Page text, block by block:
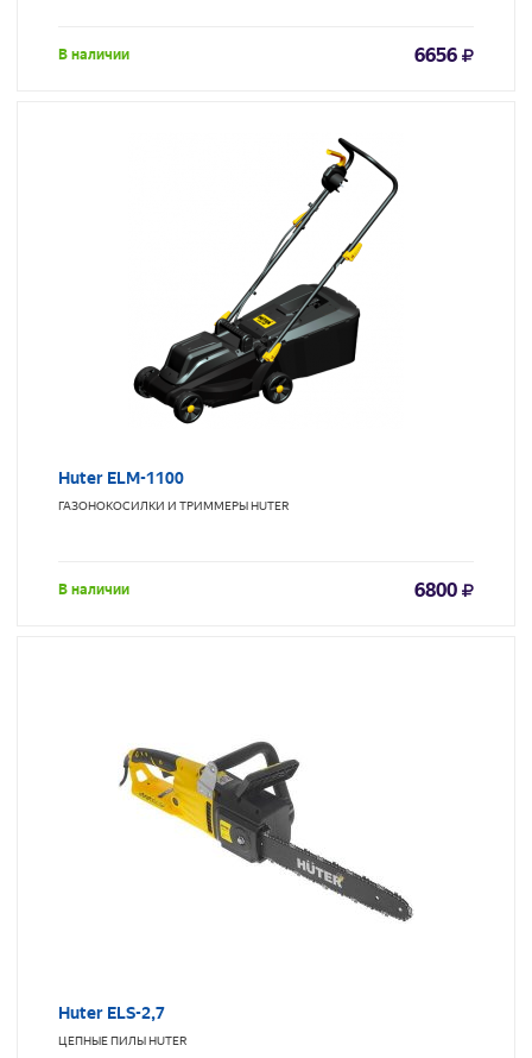
В наличии 6656
Huter ELM-1100
ГАЗОНОКОСИЛКИ И ТРИММЕРЫHUTER
В наличии 6800
Huter ELS-2,7
ЦЕПНЫЕ ПИЛЫHUTER